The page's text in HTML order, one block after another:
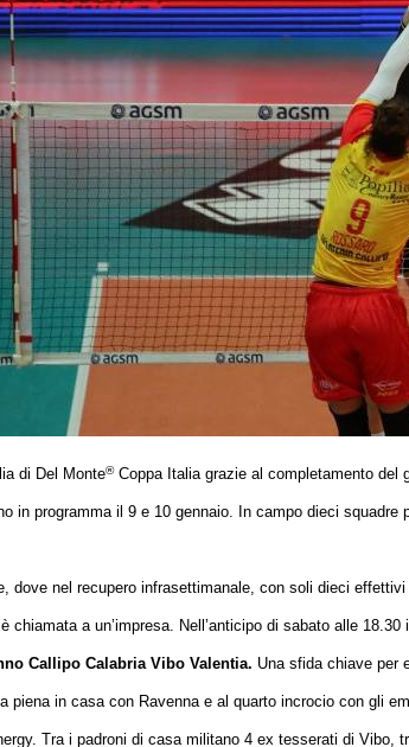
di Del Monte®Coppa Italia grazie al completamento del
in programma il 9 e 10 gennaio. In campo dieci
dove nel recupero infrasettimanale, con soli dieci
chiamata a un’impresa. Nell’anticipo di sabato alle
Callipo Calabria Vibo Valentia. Una sfida chiave per
piena in casa con Ravenna e al quarto incrocio con gli
Tra i padroni di casa militano 4 ex tesserati di Vibo,